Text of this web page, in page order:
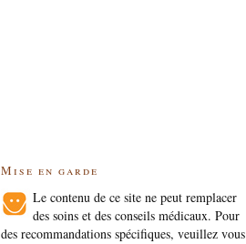
Mise en garde
Le contenu de ce site ne peut remplacer
des soins et des conseils médicaux. Pour
des recommandations spécifiques, veuillez vous